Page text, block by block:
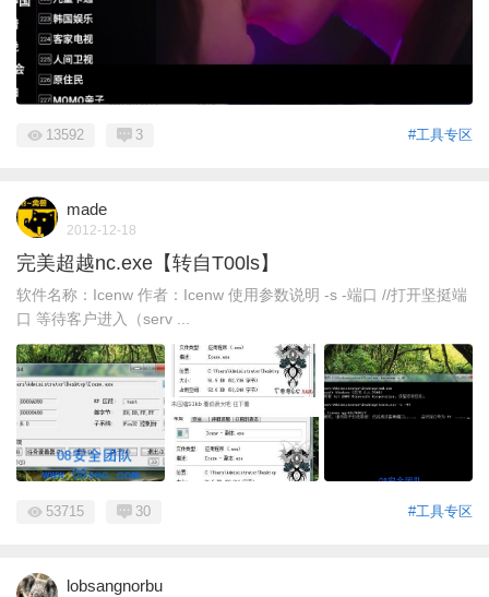
#工具专区
13592 3
made
2012-12-18
完美超越nc.exe【转自T00ls】
软件名称：Icenw 作者：Icenw 使用参数说明 -s -端口 //打开坚挺端
口 等待客户进入（serv ...
#工具专区
53715 30
lobsangnorbu